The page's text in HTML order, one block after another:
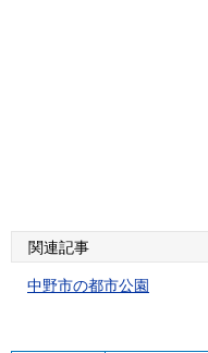
関連記事
中野市の都市公園